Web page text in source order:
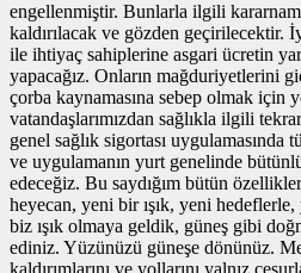
engellenmiştir. Bunlarla ilgili
kaldırılacak ve gözden geçirilecektir.
ile ihtiyaç sahiplerine asgari ücretin
yapacağız. Onların mağduriyetlerini
çorba kaynamasına sebep olmak için
vatandaşlarımızdan sağlıkla ilgili
genel sağlık sigortası uygulamasında
ve uygulamanın yurt genelinde
edeceğiz. Bu saydığım bütün
heyecan, yeni bir ışık, yeni
biz ışık olmaya geldik, güneş gibi
ediniz. Yüzünüzü güneşe dönünüz.
kaldırımlarını ve yollarını yalnız